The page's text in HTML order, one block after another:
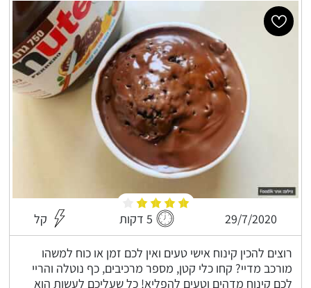
29/7/2020 5 דקות קל
רוצים להכין קינוח אישי טעים ואין לכם זמן או כוח למשהו
מורכב מדיי? קחו כלי קטן, מספר מרכיבים, כף נוטלה והריי
לכם קינוח מדהים וטעים להפליא! כל שעליכם לעשות הוא